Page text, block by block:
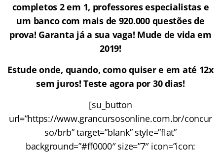
completos 2 em 1, professores especialistas e
um banco com mais de 920.000 questões de
prova! Garanta já a sua vaga! Mude de vida em
2019!
Estude onde, quando, como quiser e em até 12x
sem juros! Teste agora por 30 dias!
[su_button
url=”https://www.grancursosonline.com.br/concur
so/brb” target=”blank” style=”flat”
background=”#ff0000″ size=”7″ icon=”icon: